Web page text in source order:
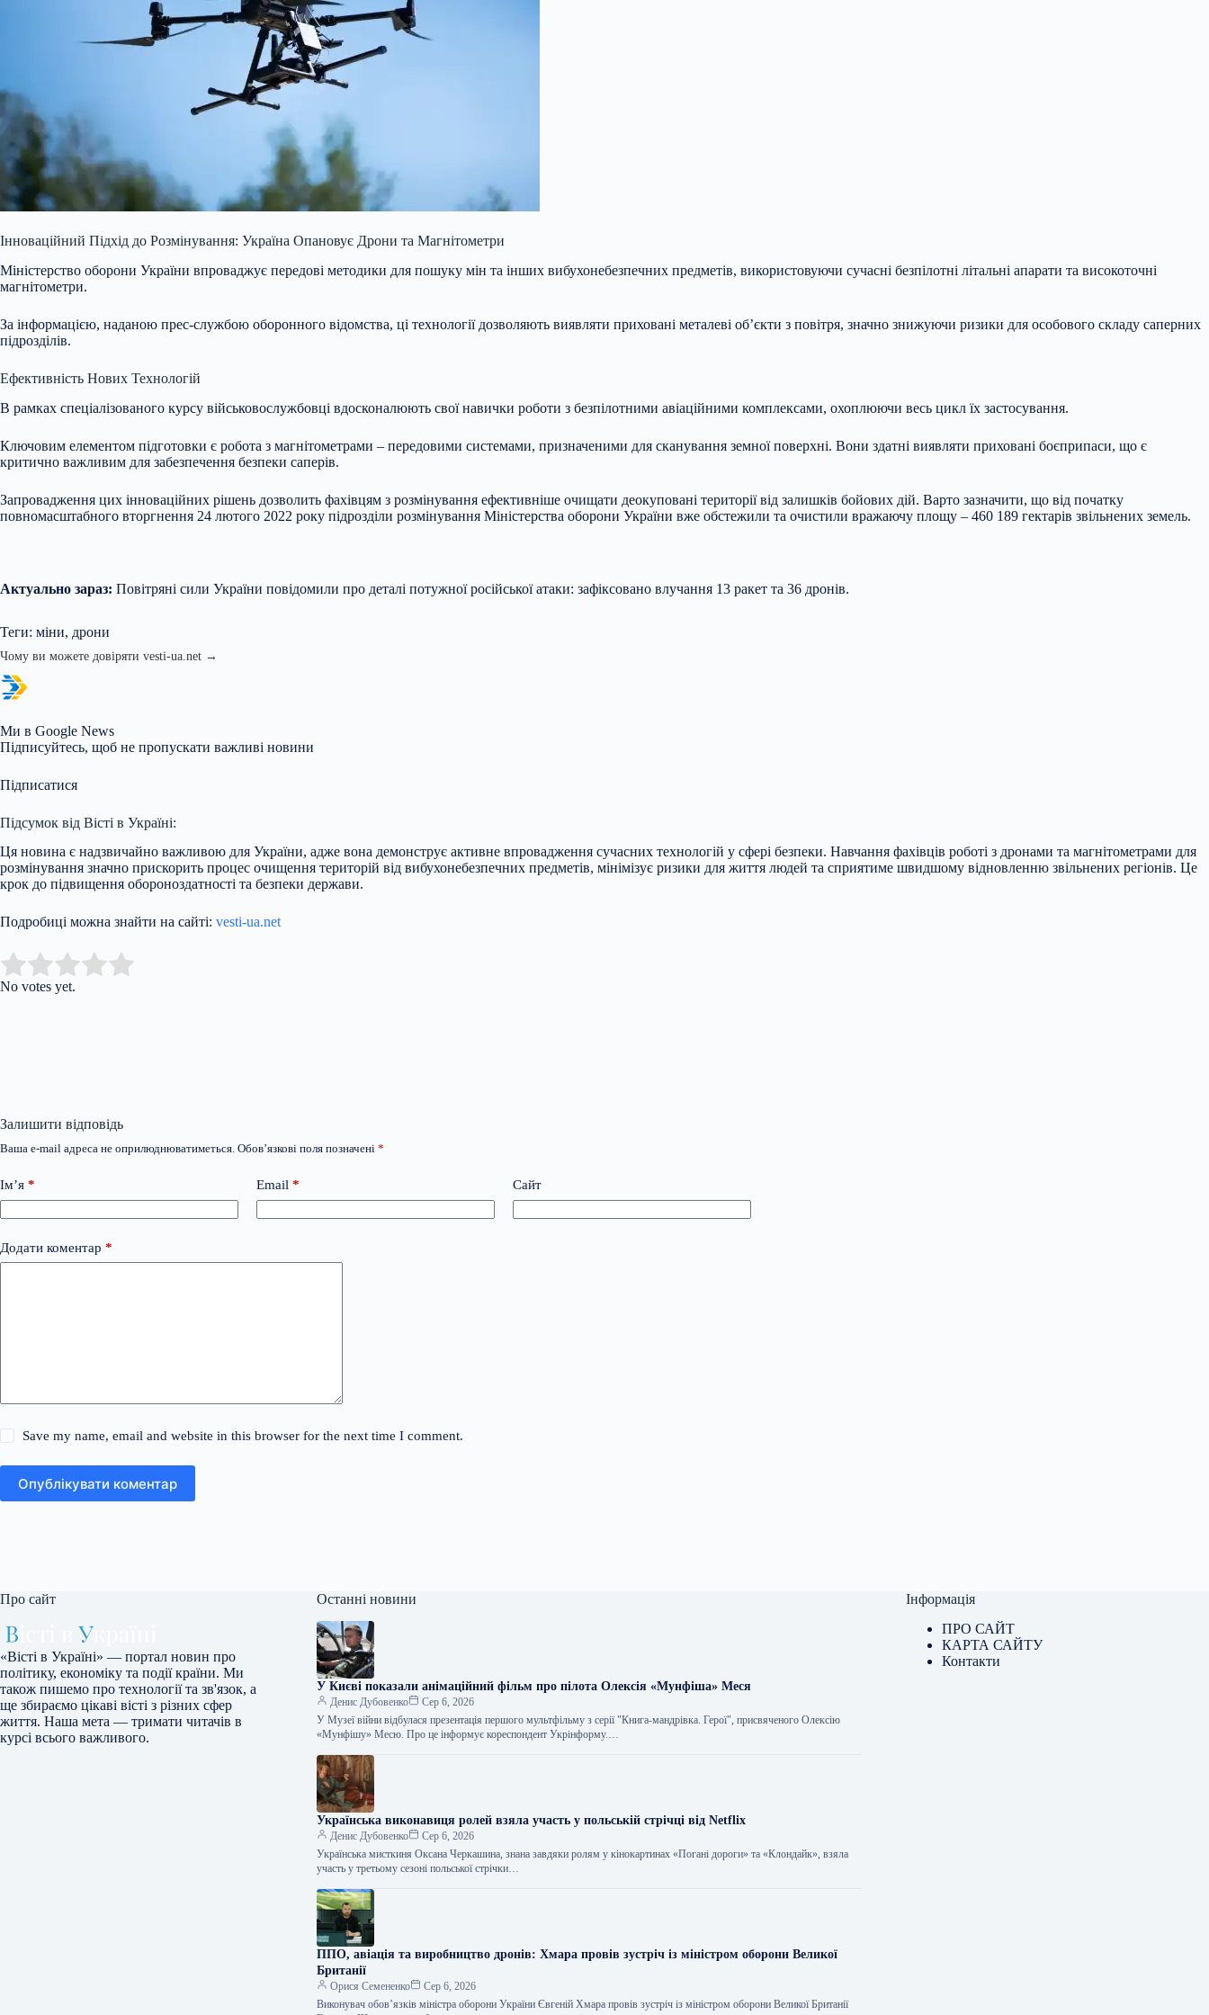
Інноваційний Підхід до Розмінування: Україна Опановує Дрони та Магнітометри
Міністерство оборони України впроваджує передові методики для пошуку мін та інших вибухонебезпечних предметів, використовуючи сучасні безпілотні літальні апарати та високоточні
магнітометри.
За інформацією, наданою прес-службою оборонного відомства, ці технології дозволяють виявляти приховані металеві об’єкти з повітря, значно знижуючи ризики для особового складу саперних
підрозділів.
Ефективність Нових Технологій
В рамках спеціалізованого курсу військовослужбовці вдосконалюють свої навички роботи з безпілотними авіаційними комплексами, охоплюючи весь цикл їх застосування.
Ключовим елементом підготовки є робота з магнітометрами – передовими системами, призначеними для сканування земної поверхні. Вони здатні виявляти приховані боєприпаси, що є
критично важливим для забезпечення безпеки саперів.
Запровадження цих інноваційних рішень дозволить фахівцям з розмінування ефективніше очищати деокуповані території від залишків бойових дій. Варто зазначити, що від початку
повномасштабного вторгнення 24 лютого 2022 року підрозділи розмінування Міністерства оборони України вже обстежили та очистили вражаючу площу – 460 189 гектарів звільнених земель.
Актуально зараз: Повітряні сили України повідомили про деталі потужної російської атаки: зафіксовано влучання 13 ракет та 36 дронів.
Теги: міни, дрони
Чому ви можете довіряти vesti-ua.net →
Ми в Google News
Підписуйтесь, щоб не пропускати важливі новини
Підписатися
Підсумок від Вісті в Україні:
Ця новина є надзвичайно важливою для України, адже вона демонструє активне впровадження сучасних технологій у сфері безпеки. Навчання фахівців роботі з дронами та магнітометрами для
розмінування значно прискорить процес очищення територій від вибухонебезпечних предметів, мінімізує ризики для життя людей та сприятиме швидшому відновленню звільнених регіонів. Це
крок до підвищення обороноздатності та безпеки держави.
Подробиці можна знайти на сайті: vesti-ua.net
Rate this item:
No votes yet.
Залишити відповідь
Ваша e-mail адреса не оприлюднюватиметься. Обов’язкові поля позначені *
Ім’я * Email * Сайт
Додати коментар *
Save my name, email and website in this browser for the next time I comment.
Опублікувати коментар
Про сайт
«Вісті в Україні» — портал новин про
політику, економіку та події країни. Ми
також пишемо про технології та зв'язок, а
ще збираємо цікаві вісті з різних сфер
життя. Наша мета — тримати читачів в
курсі всього важливого.
Останні новини
У Києві показали анімаційний фільм про пілота Олексія «Мунфіша» Меся
Денис Дубовенко
Сер 6, 2026
У Музеї війни відбулася презентація першого мультфільму з серії "Книга-мандрівка. Герої", присвяченого Олексію
«Мунфішу» Месю. Про це інформує кореспондент Укрінформу.…
Українська виконавиця ролей взяла участь у польській стрічці від Netflix
Денис Дубовенко
Сер 6, 2026
Українська мисткиня Оксана Черкашина, знана завдяки ролям у кінокартинах «Погані дороги» та «Клондайк», взяла
участь у третьому сезоні польської стрічки…
ППО, авіація та виробництво дронів: Хмара провів зустріч із міністром оборони Великої
Британії
Орися Семененко
Сер 6, 2026
Виконувач обов’язків міністра оборони України Євгеній Хмара провів зустріч із міністром оборони Великої Британії
Інформація
ПРО САЙТ
КАРТА САЙТУ
Контакти